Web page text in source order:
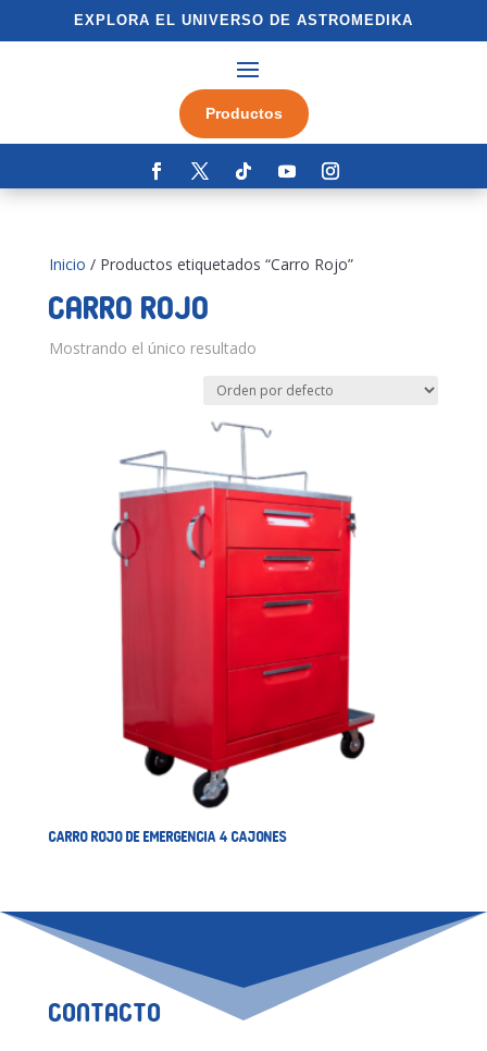
EXPLORA EL UNIVERSO DE ASTROMEDIKA
Productos
Inicio / Productos etiquetados “Carro Rojo”
Carro Rojo
Mostrando el único resultado
CARRO ROJO DE EMERGENCIA 4 CAJONES
Contacto